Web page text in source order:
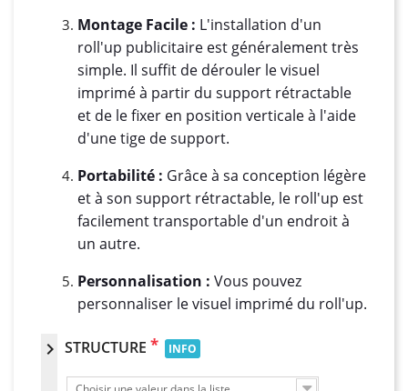
Montage Facile : L'installation d'un
roll'up publicitaire est généralement très
simple. Il suffit de dérouler le visuel
imprimé à partir du support rétractable
et de le fixer en position verticale à l'aide
d'une tige de support.
Portabilité : Grâce à sa conception légère
et à son support rétractable, le roll'up est
facilement transportable d'un endroit à
un autre.
Personnalisation : Vous pouvez
personnaliser le visuel imprimé du roll'up.
chevron_right STRUCTURE * INFO